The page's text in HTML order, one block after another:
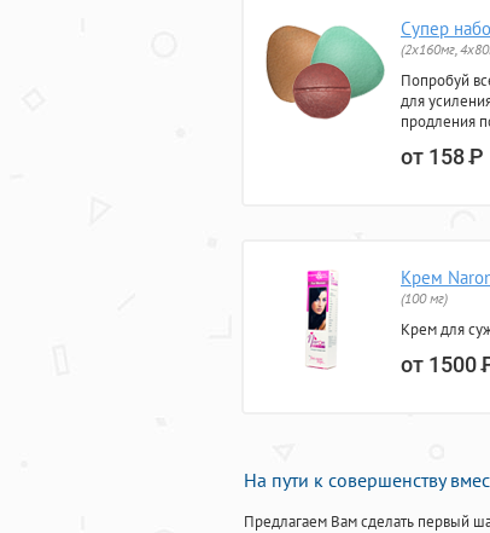
Супер
(2х160мг,
Попробуй
для
продления
от 158Р
Крем
(100 мг)
Крем для
от 1500
На пути к совершенству
Предлагаем Вам сделать первый